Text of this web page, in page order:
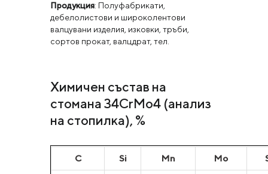
Продукция: Полуфабрикати,
дебелолистови и широколентови
валцувани изделия, изковки, тръби,
сортов прокат, валцдрат, тел.
Химичен състав на
стомана 34CrMo4 (анализ
на стопилка), %
С Si Mn Mo